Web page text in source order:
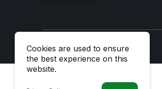
Cookies are used to ensure
the best experience on this
website.
© 2026 All Rights Reserved.